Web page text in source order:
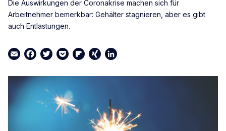
Die Auswirkungen der Coronakrise machen sich für
Arbeitnehmer bemerkbar: Gehälter stagnieren, aber es gibt
auch Entlastungen.
EmailFacebook
TwitterPocketFlipboard
XINGLinkedIn